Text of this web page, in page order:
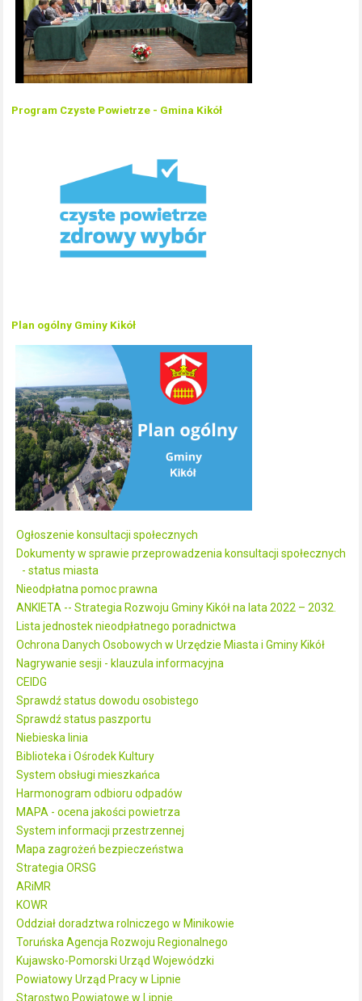
Program Czyste Powietrze - Gmina Kikół
Plan ogólny Gminy Kikół
Ogłoszenie konsultacji społecznych
Dokumenty w sprawie przeprowadzenia konsultacji społecznych
- status miasta
Nieodpłatna pomoc prawna
ANKIETA -- Strategia Rozwoju Gminy Kikół na lata 2022 – 2032.
Lista jednostek nieodpłatnego poradnictwa
Ochrona Danych Osobowych w Urzędzie Miasta i Gminy Kikół
Nagrywanie sesji - klauzula informacyjna
CEIDG
Sprawdź status dowodu osobistego
Sprawdź status paszportu
Niebieska linia
Biblioteka i Ośrodek Kultury
System obsługi mieszkańca
Harmonogram odbioru odpadów
MAPA - ocena jakości powietrza
System informacji przestrzennej
Mapa zagrożeń bezpieczeństwa
Strategia ORSG
ARiMR
KOWR
Oddział doradztwa rolniczego w Minikowie
Toruńska Agencja Rozwoju Regionalnego
Kujawsko-Pomorski Urząd Wojewódzki
Powiatowy Urząd Pracy w Lipnie
Starostwo Powiatowe w Lipnie